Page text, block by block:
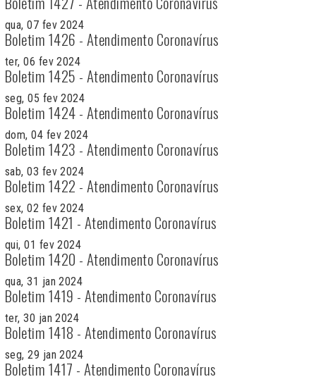
qua, 07 fev 2024
Boletim 1426 - Atendimento Coronavírus
ter, 06 fev 2024
Boletim 1425 - Atendimento Coronavírus
seg, 05 fev 2024
Boletim 1424 - Atendimento Coronavírus
dom, 04 fev 2024
Boletim 1423 - Atendimento Coronavírus
sab, 03 fev 2024
Boletim 1422 - Atendimento Coronavírus
sex, 02 fev 2024
Boletim 1421 - Atendimento Coronavírus
qui, 01 fev 2024
Boletim 1420 - Atendimento Coronavírus
qua, 31 jan 2024
Boletim 1419 - Atendimento Coronavírus
ter, 30 jan 2024
Boletim 1418 - Atendimento Coronavírus
seg, 29 jan 2024
Boletim 1417 - Atendimento Coronavírus